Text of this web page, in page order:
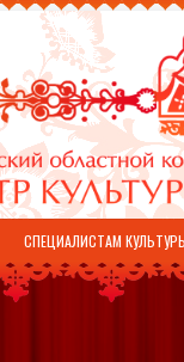
СПЕЦИАЛИСТАМ